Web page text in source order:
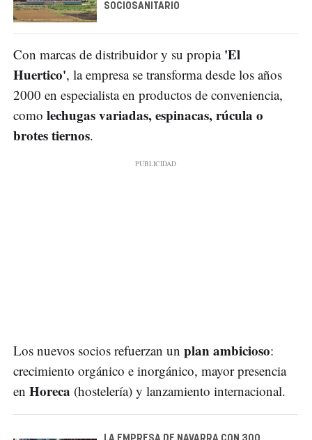
SOCIOSANITARIO
Con marcas de distribuidor y su propia 'El
Huertico', la empresa se transforma desde los años
2000 en especialista en productos de conveniencia,
como lechugas variadas, espinacas, rúcula o
brotes tiernos.
Los nuevos socios refuerzan un plan ambicioso:
crecimiento orgánico e inorgánico, mayor presencia
en Horeca (hostelería) y lanzamiento internacional.